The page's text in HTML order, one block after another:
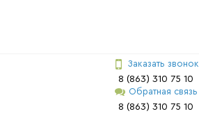
Заказать звонок
8 (863) 310 75 10
Обратная связь
8 (863) 310 75 10